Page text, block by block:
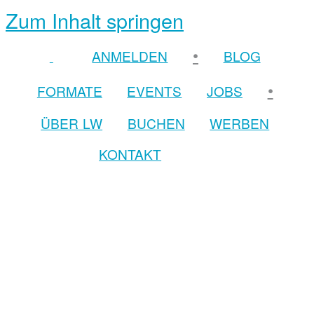
Zum Inhalt springen
ANMELDEN •
BLOG
FORMATE
EVENTS JOBS •
ÜBER LW BUCHEN
WERBEN
KONTAKT